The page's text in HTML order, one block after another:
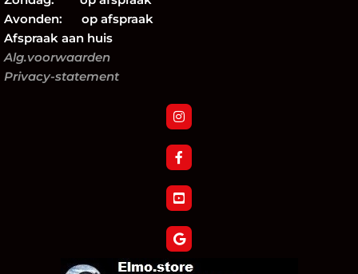
Avonden: op afspraak
Afspraak aan huis
Alg.voorwaarden
Privacy-statement